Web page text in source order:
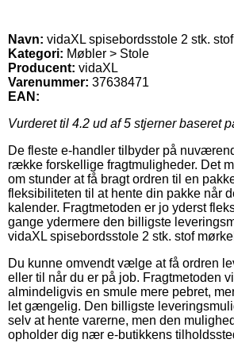
Navn: vidaXL spisebordsstole 2 stk.
Kategori: Møbler > Stole
Producent: vidaXL
Varenummer: 37638471
EAN:
Vurderet til 4.2 ud af 5 stjerner baseret
De fleste e-handler tilbyder på
række forskellige fragtmuligheder. Det
om stunder at få bragt ordren til en
fleksibiliteten til at hente din pakke når
kalender. Fragtmetoden er jo yderst
gange ydermere den billigste
vidaXL spisebordsstole 2 stk. stof
Du kunne omvendt vælge at få ordren
eller til når du er på job. Fragtmetoden
almindeligvis en smule mere pebret,
let gængelig. Den billigste
selv at hente varerne, men den
opholder dig nær e-butikkens